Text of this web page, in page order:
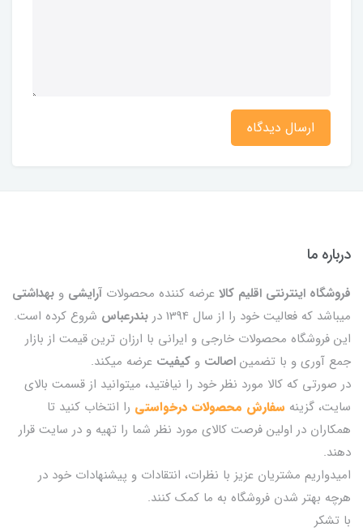
ارسال دیدگاه
درباره ما
فروشگاه اینترنتی اقلیم کالا عرضه کننده محصولات آرایشی و بهداشتی
میباشد که فعالیت خود را از سال 1394 در
بندرعباس شروع کرده است.
این فروشگاه محصولات خارجی و ایرانی با ارزان ترین قیمت از بازار
جمع آوری و با تضمین اصالت و کیفیت عرضه میکند.
در صورتی که کالا مورد نظر خود را نیافتید، میتوانید از قسمت بالای
سایت، گزینه سفارش محصولات درخواستی را انتخاب کنید تا
همکاران در اولین فرصت کالای مورد نظر شما را تهیه و در سایت قرار
دهند.
امیدواریم مشتریان عزیز با نظرات، انتقادات و پیشنهادات خود در
هرچه بهتر شدن فروشگاه به ما کمک کنند.
با تشکر